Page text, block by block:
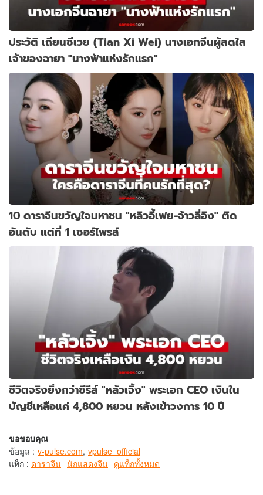
ประวัติ เถียนซีเวย (Tian Xi Wei) นางเอกจีนผู้สดใส
เจ้าของฉายา "นางฟ้าแห่งรักแรก"
10 ดาราจีนขวัญใจมหาชน "หลิวอี้เฟย-จ้าวลี่อิง" ติด
อันดับ แต่ที่ 1 เซอร์ไพรส์
ชีวิตจริงยิ่งกว่าซีรีส์ "หลัวเจิ้ง" พระเอก CEO เงินใน
บัญชีเหลือแค่ 4,800 หยวน หลังเข้าวงการ 10 ปี
ขอขอบคุณ
ข้อมูล : v-pulse.com, vpulse_official
แท็ก : ดาราจีน นักแสดงจีน ดูแท็กทั้งหมด